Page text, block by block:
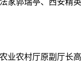
业农村厅原副厅长